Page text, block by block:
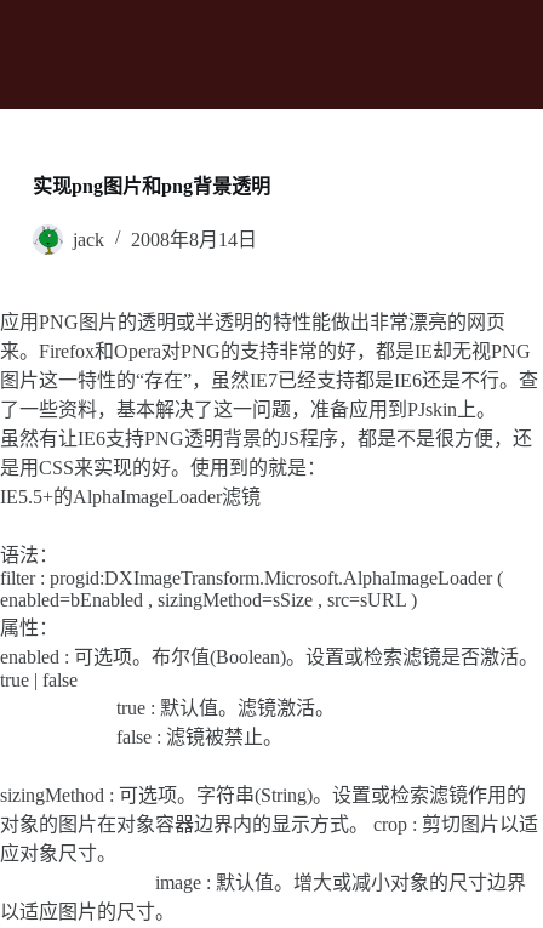
实现png图片和png背景透明
jack 2008年8月14日
应用PNG图片的透明或半透明的特性能做出非常漂亮的网页
来。Firefox和Opera对PNG的支持非常的好，都是IE却无视PNG
图片这一特性的“存在”，虽然IE7已经支持都是IE6还是不行。查
了一些资料，基本解决了这一问题，准备应用到PJskin上。
虽然有让IE6支持PNG透明背景的JS程序，都是不是很方便，还
是用CSS来实现的好。使用到的就是：
IE5.5+的AlphaImageLoader滤镜
语法：
filter : progid:DXImageTransform.Microsoft.AlphaImageLoader (
enabled=bEnabled , sizingMethod=sSize , src=sURL )
属性：
enabled : 可选项。布尔值(Boolean)。设置或检索滤镜是否激活。
true | false
true : 默认值。滤镜激活。
false : 滤镜被禁止。
sizingMethod : 可选项。字符串(String)。设置或检索滤镜作用的
对象的图片在对象容器边界内的显示方式。 crop : 剪切图片以适
应对象尺寸。
image : 默认值。增大或减小对象的尺寸边界
以适应图片的尺寸。